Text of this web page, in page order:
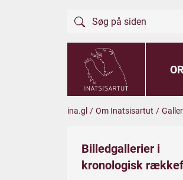
ina.gl / Om Inatsisartut /
Billedgallerier i
kronologisk